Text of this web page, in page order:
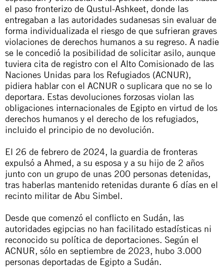
el paso fronterizo de Qustul-Ashkeet, donde las
entregaban a las autoridades sudanesas sin evaluar de
forma individualizada el riesgo de que sufrieran graves
violaciones de derechos humanos a su regreso. A nadie
se le concedió la posibilidad de solicitar asilo, aunque
tuviera cita de registro con el Alto Comisionado de las
Naciones Unidas para los Refugiados (ACNUR),
pidiera hablar con el ACNUR o suplicara que no se lo
deportara. Estas devoluciones forzosas violan las
obligaciones internacionales de Egipto en virtud de los
derechos humanos y el derecho de los refugiados,
incluido el principio de no devolución.
El 26 de febrero de 2024, la guardia de fronteras
expulsó a Ahmed, a su esposa y a su hijo de 2 años
junto con un grupo de unas 200 personas detenidas,
tras haberlas mantenido retenidas durante 6 días en el
recinto militar de Abu Simbel.
Desde que comenzó el conflicto en Sudán, las
autoridades egipcias no han facilitado estadísticas ni
reconocido su política de deportaciones. Según el
ACNUR, sólo en septiembre de 2023, hubo 3.000
personas deportadas de Egipto a Sudán.